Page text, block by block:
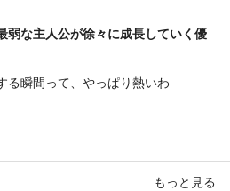
弱な主人公が徐々に成長していく優
る瞬間って、やっぱり熱いわ
もっと見る